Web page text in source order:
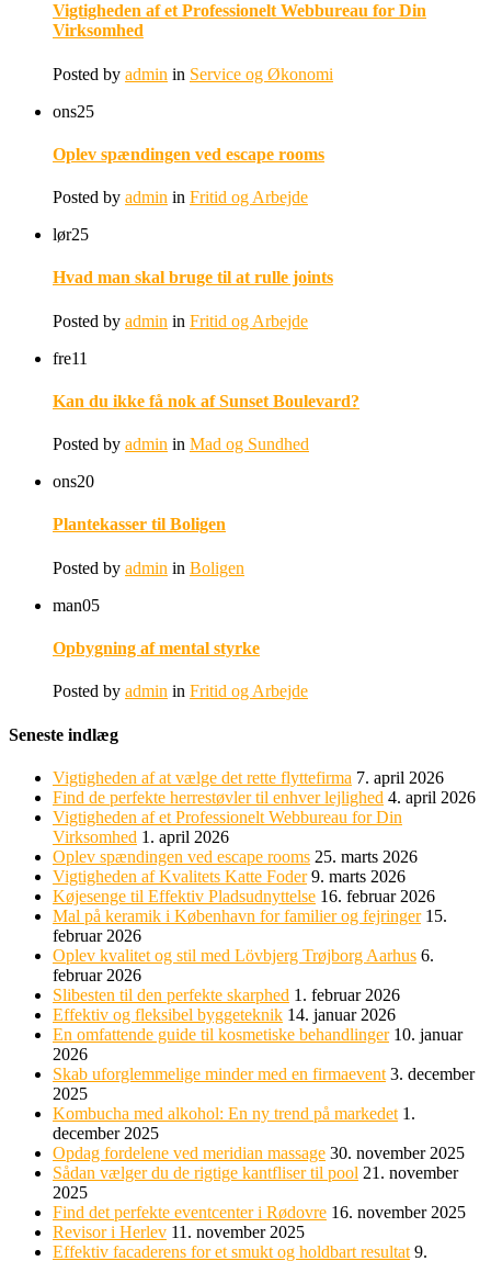
Vigtigheden af et Professionelt Webbureau for Din
Virksomhed
Posted by admin in Service og Økonomi
ons25
Oplev spændingen ved escape rooms
Posted by admin in Fritid og Arbejde
lør25
Hvad man skal bruge til at rulle joints
Posted by admin in Fritid og Arbejde
fre11
Kan du ikke få nok af Sunset Boulevard?
Posted by admin in Mad og Sundhed
ons20
Plantekasser til Boligen
Posted by admin in Boligen
man05
Opbygning af mental styrke
Posted by admin in Fritid og Arbejde
Seneste indlæg
Vigtigheden af at vælge det rette flyttefirma 7. april 2026
Find de perfekte herrestøvler til enhver lejlighed 4. april 2026
Vigtigheden af et Professionelt Webbureau for Din
Virksomhed 1. april 2026
Oplev spændingen ved escape rooms 25. marts 2026
Vigtigheden af Kvalitets Katte Foder 9. marts 2026
Køjesenge til Effektiv Pladsudnyttelse 16. februar 2026
Mal på keramik i København for familier og fejringer 15.
februar 2026
Oplev kvalitet og stil med Lövbjerg Trøjborg Aarhus 6.
februar 2026
Slibesten til den perfekte skarphed 1. februar 2026
Effektiv og fleksibel byggeteknik 14. januar 2026
En omfattende guide til kosmetiske behandlinger 10. januar
2026
Skab uforglemmelige minder med en firmaevent 3. december
2025
Kombucha med alkohol: En ny trend på markedet 1.
december 2025
Opdag fordelene ved meridian massage 30. november 2025
Sådan vælger du de rigtige kantfliser til pool 21. november
2025
Find det perfekte eventcenter i Rødovre 16. november 2025
Revisor i Herlev 11. november 2025
Effektiv facaderens for et smukt og holdbart resultat 9.